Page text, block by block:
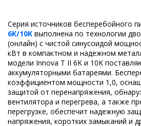
Серия источников бесперебойного
6K/10K выполнена по технологии
(онлайн) с чистой синусоидой
кВт в компактном и надежном
модели Innova T II 6K и 10K
аккумуляторными батареями.
коэффициентом мощности 1,0,
защитой от перенапряжения,
вентилятора и перегрева, а также
перегрузке, обеспечит надежную
напряжения, коротких замыканий и